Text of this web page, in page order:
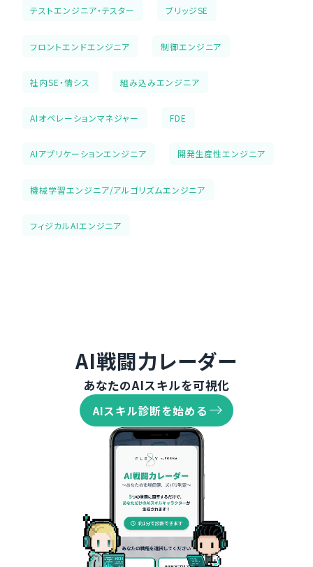
テストエンジニア・テスター ブリッジSE
フロントエンドエンジニア 制御エンジニア
社内SE・情シス 組み込みエンジニア
AIオペレーションマネジャー FDE
AIアプリケーションエンジニア 開発生産性エンジニア
機械学習エンジニア/アルゴリズムエンジニア
フィジカルAIエンジニア
AI戦闘力レーダー
あなたのAIスキルを可視化
AIスキル診断を始める